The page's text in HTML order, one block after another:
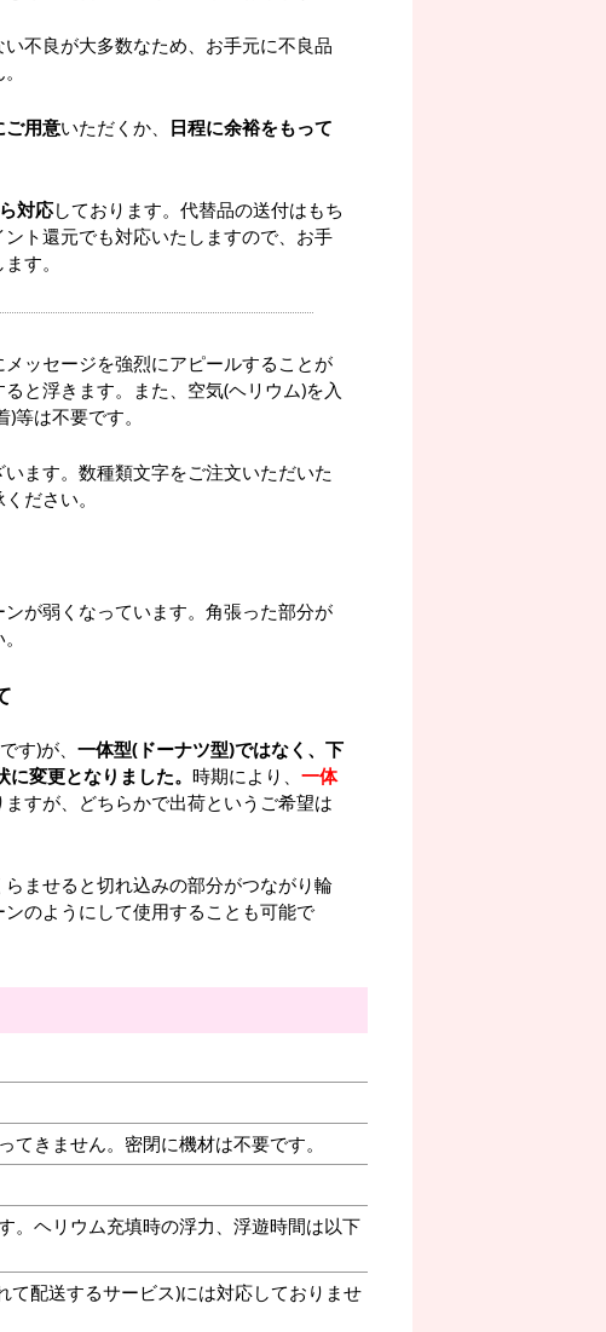
不良が大多数なため、お手元に不良品
ご用意いただくか、 日程に余裕をもって
対応しております。代替品の送付はもち
ト還元でも対応いたしますので、お手
す。
ッセージを強烈にアピールすることが
と浮きます。また、空気(ヘリウム)を入
)等は不要です。
ます。数種類文字をご注文いただいた
ださい。
が弱くなっています。角張った部分が
す)が、 一体型(ドーナツ型)ではなく、下
に変更となりました。 時期により、 一体
すが、どちらかで出荷というご希望は
ませると切れ込みの部分がつながり輪
のようにして使用することも可能で
きません。密閉に機材は不要です。
。ヘリウム充填時の浮力、浮遊時間は以下
て配送するサービス)には対応しておりませ